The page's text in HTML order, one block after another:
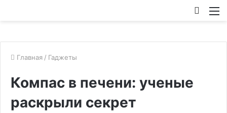
Главная / Гаджеты
Компас в печени: ученые
раскрыли секрет